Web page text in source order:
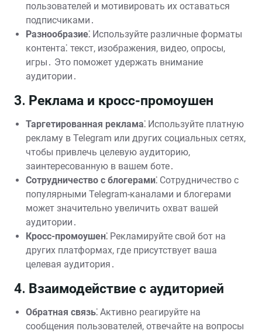
пользователей и мотивировать их оставаться
подписчиками․
Разнообразие⁚ Используйте различные форматы
контента⁚ текст, изображения, видео, опросы,
игры․ Это поможет удержать внимание
аудитории․
3․ Реклама и кросс-промоушен
Таргетированная реклама⁚ Используйте платную
рекламу в Telegram или других социальных сетях,
чтобы привлечь целевую аудиторию,
заинтересованную в вашем боте․
Сотрудничество с блогерами⁚ Сотрудничество с
популярными Telegram-каналами и блогерами
может значительно увеличить охват вашей
аудитории․
Кросс-промоушен⁚ Рекламируйте свой бот на
других платформах, где присутствует ваша
целевая аудитория․
4․ Взаимодействие с аудиторией
Обратная связь⁚ Активно реагируйте на
сообщения пользователей, отвечайте на вопросы